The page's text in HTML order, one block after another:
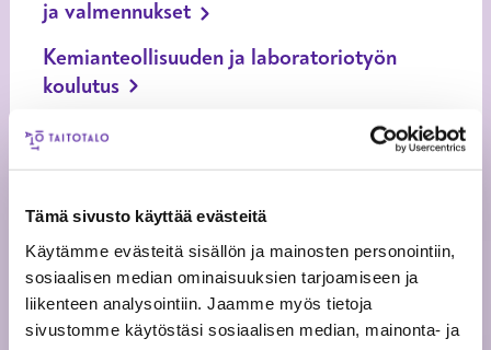
Tämä sivusto käyttää evästeitä
Käytämme evästeitä sisällön ja mainosten personointiin,
sosiaalisen median ominaisuuksien tarjoamiseen ja
liikenteen analysointiin. Jaamme myös tietoja
sivustomme käytöstäsi sosiaalisen median, mainonta- ja
ja valmennukset
Kemianteollisuuden ja laboratoriotyön
koulutus
Kielellisesti ja kulttuurisesti vastuullinen
Kiinteistönhoito- ja huoltokoulutus
Kone- ja metallialan koulutukset
Kunnossapitokoulutus
Logistiikka-alan koulutus